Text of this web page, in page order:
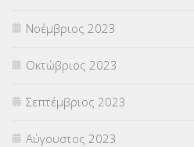
Νοέμβριος 2023
Οκτώβριος 2023
Σεπτέμβριος 2023
Αύγουστος 2023